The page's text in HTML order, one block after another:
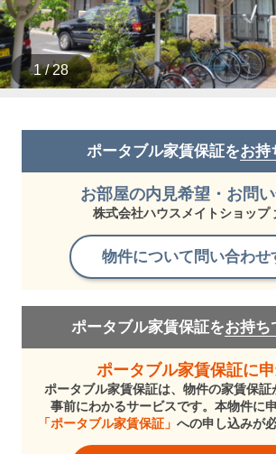
1 / 28
ポータブル家賃保証をお持
お部屋の内見希望・お問
株式会社ハウスメイトショップ
物件について問い合わせ
ポータブル家賃保証をお持ち
ポータブル家賃保証に
ポータブル家賃保証は、物件の家賃保証
事前にわかるサービスです。本物件に
「ポータブル家賃保証」 への申し込みが